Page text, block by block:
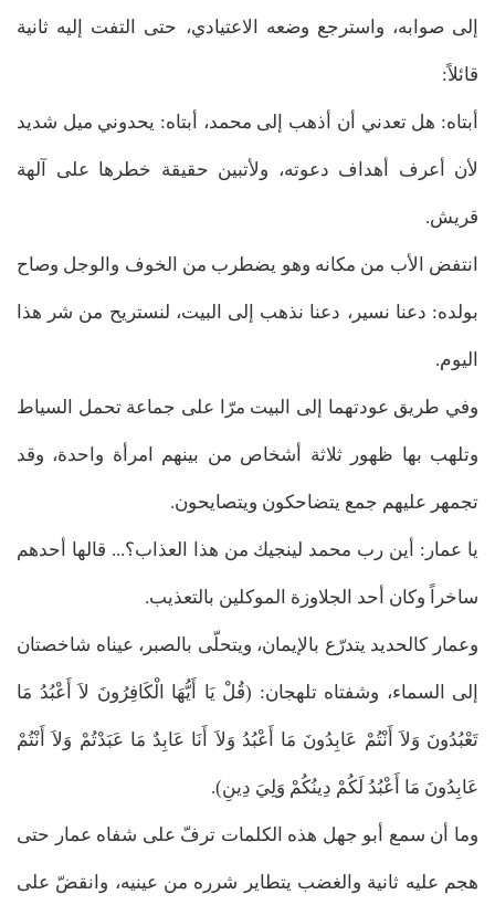
إلى صوابه، واسترجع وضعه الاعتيادي، حتى التفت إليه ثانية
قائلاً:
أبتاه: هل تعدني أن أذهب إلى محمد، أبتاه: يحدوني ميل شديد
لأن أعرف أهداف دعوته، ولأتبين حقيقة خطرها على آلهة
قريش.
انتفض الأب من مكانه وهو يضطرب من الخوف والوجل وصاح
بولده: دعنا نسير، دعنا نذهب إلى البيت، لنستريح من شر هذا
اليوم.
وفي طريق عودتهما إلى البيت مرّا على جماعة تحمل السياط
وتلهب بها ظهور ثلاثة أشخاص من بينهم امرأة واحدة، وقد
تجمهر عليهم جمع يتضاحكون ويتصايحون.
يا عمار: أين رب محمد لينجيك من هذا العذاب؟... قالها أحدهم
ساخراً وكان أحد الجلاوزة الموكلين بالتعذيب.
وعمار كالحديد يتدرّع بالإيمان، ويتحلّى بالصبر، عيناه شاخصتان
إلى السماء، وشفتاه تلهجان: (قُلْ يَا أَيُّهَا الْكَافِرُونَ لاَ أَعْبُدُ مَا
تَعْبُدُونَ وَلاَ أَنْتُمْ عَابِدُونَ مَا أَعْبُدُ وَلاَ أَنَا عَابِدٌ مَا عَبَدْتُمْ وَلاَ أَنْتُمْ
عَابِدُونَ مَا أَعْبُدُ لَكُمْ دِينُكُمْ وَلِيَ دِينِ).
وما أن سمع أبو جهل هذه الكلمات ترفّ على شفاه عمار حتى
هجم عليه ثانية والغضب يتطاير شرره من عينيه، وانقضّ على